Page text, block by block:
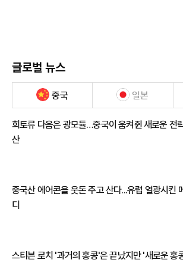
글로벌 뉴스
중국 일본
희토류 다음은 광모듈…중국이 움켜쥔 새로운 전
산
중국산 에어콘을 웃돈 주고 산다...유럽 열광시킨
디
스티븐 로치 '과거의 홍콩'은 끝났지만 '새로운 홍